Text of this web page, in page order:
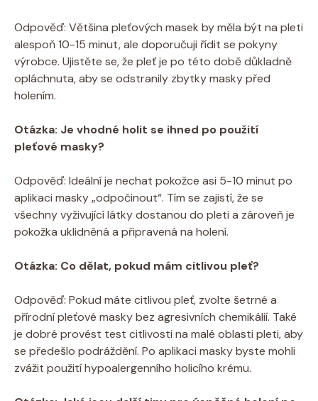
Odpověď: Většina pleťových masek by měla být na pleti
alespoň 10-15 minut, ale doporučuji řídit se pokyny
výrobce. Ujistěte se, že pleť je po této době důkladně
opláchnuta, aby se odstranily zbytky masky před
holením.
Otázka: Je vhodné holit se ihned po použití
pleťové masky?
Odpověď: Ideální je nechat pokožce asi 5-10 minut po
aplikaci masky „odpočinout“. Tím se zajistí, že se
všechny vyživující látky dostanou do pleti a zároveň je
pokožka uklidněná a připravená na holení.
Otázka: Co dělat, pokud mám citlivou pleť?
Odpověď: Pokud máte citlivou pleť, zvolte šetrné a
přírodní pleťové masky bez agresivních chemikálií. Také
je dobré provést test citlivosti na malé oblasti pleti, aby
se předešlo podráždění. Po aplikaci masky byste mohli
zvážit použití hypoalergenního holicího krému.